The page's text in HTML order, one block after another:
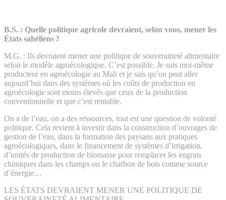
B.S. : Quelle politique agricole devraient, selon vous, mener les
États sahéliens ?
M.G. : Ils devraient mener une politique de souveraineté alimentaire
selon le modèle agroécologique. C’est possible. Je suis moi-même
producteur en agroécologie au Mali et je sais qu’on peut aller
aujourd’hui dans des systèmes où les coûts de production en
agroécologie sont moins élevés que ceux de la production
conventionnelle et que c’est rentable.
On a de l’eau, on a des ressources, tout est une question de volonté
politique. Cela revient à investir dans la construction d’ouvrages de
gestion de l’eau, dans la formation des paysans aux pratiques
agroécologiques, dans le financement de systèmes d’irrigation,
d’unités de production de biomasse pour remplacer les engrais
chimiques dans les champs ou le charbon de bois comme source
d’énergie…
LES ÉTATS DEVRAIENT MENER UNE POLITIQUE DE